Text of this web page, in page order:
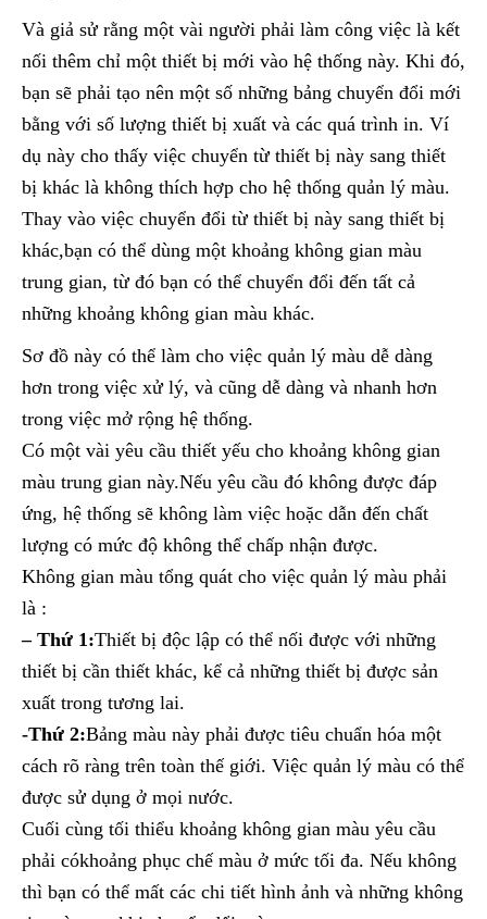
Và giả sử rằng một vài người phải làm công việc là kết
nối thêm chỉ một thiết bị mới vào hệ thống này. Khi đó,
bạn sẽ phải tạo nên một số những bảng chuyển đổi mới
bằng với số lượng thiết bị xuất và các quá trình in. Ví
dụ này cho thấy việc chuyển từ thiết bị này sang thiết
bị khác là không thích hợp cho hệ thống quản lý màu.
Thay vào việc chuyển đổi từ thiết bị này sang thiết bị
khác,bạn có thể dùng một khoảng không gian màu
trung gian, từ đó bạn có thể chuyển đổi đến tất cả
những khoảng không gian màu khác.
Sơ đồ này có thể làm cho việc quản lý màu dễ dàng
hơn trong việc xử lý, và cũng dễ dàng và nhanh hơn
trong việc mở rộng hệ thống.
Có một vài yêu cầu thiết yếu cho khoảng không gian
màu trung gian này.Nếu yêu cầu đó không được đáp
ứng, hệ thống sẽ không làm việc hoặc dẫn đến chất
lượng có mức độ không thể chấp nhận được.
Không gian màu tổng quát cho việc quản lý màu phải
là :
– Thứ 1:Thiết bị độc lập có thể nối được với những
thiết bị cần thiết khác, kể cả những thiết bị được sản
xuất trong tương lai.
-Thứ 2:Bảng màu này phải được tiêu chuẩn hóa một
cách rõ ràng trên toàn thế giới. Việc quản lý màu có thể
được sử dụng ở mọi nước.
Cuối cùng tối thiểu khoảng không gian màu yêu cầu
phải cókhoảng phục chế màu ở mức tối đa. Nếu không
thì bạn có thể mất các chi tiết hình ảnh và những không